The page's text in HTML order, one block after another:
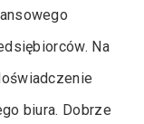
Na
biura. Dobrze